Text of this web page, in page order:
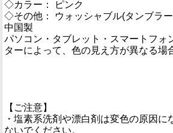
◇カラー： ピンク
◇その他： ウォッシャブル(タンブラ
中国製
パソコン・タブレット・スマートフォ
ターによって、色の見え方が異なる場
【ご注意】
・塩素系洗剤や漂白剤は変色の原因に
ないでください。